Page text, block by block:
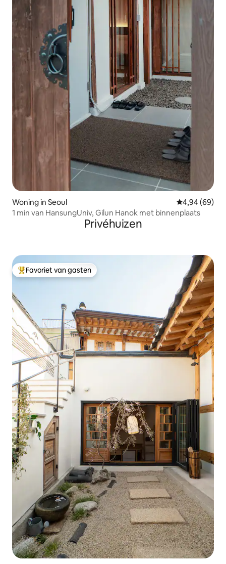
Woning in Seoul Gemiddelde
4,94 (69)
1 min van HansungUniv, Gilun Hanok met binnenplaats
Privéhuizen
Topfavoriet van gasten
Favoriet van gasten